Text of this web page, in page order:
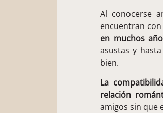
Al conocerse
encuentran
en muchos
asustas y
bien.
La
relación
amigos sin que